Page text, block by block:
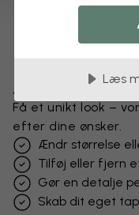
Ændr dit tapet
Få et unikt look –
efter dine ønsker.
Ændr størrelse
Tilføj eller fjern
Gør en detalje
Skab dit eget
Læs